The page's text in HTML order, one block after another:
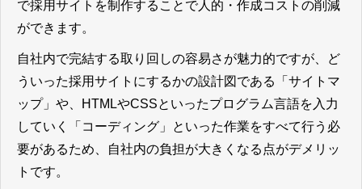
で採用サイトを制作することで人的・作成コストの削減
ができます。
自社内で完結する取り回しの容易さが魅力的ですが、ど
ういった採用サイトにするかの設計図である「サイトマ
ップ」や、HTMLやCSSといったプログラム言語を入力
していく「コーディング」といった作業をすべて行う必
要があるため、自社内の負担が大きくなる点がデメリッ
ト です。